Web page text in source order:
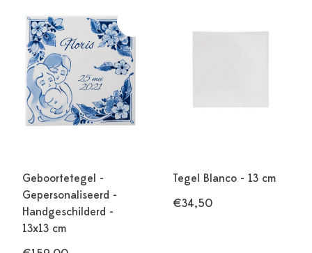
Geboortetegel -
Gepersonaliseerd -
Handgeschilderd -
13x13 cm
Tegel Blanco - 13 cm
€34,50